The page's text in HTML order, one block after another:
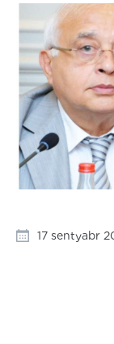
17 sentyabr